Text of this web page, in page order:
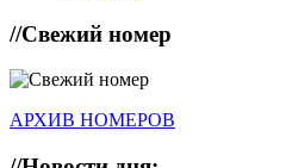
//Свежий номер
АРХИВ НОМЕРОВ